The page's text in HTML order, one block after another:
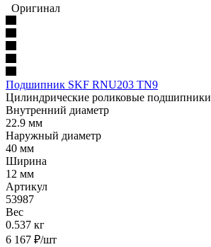
Оригинал
Подшипник SKF RNU203 TN9
Цилиндрические роликовые подшипники
Внутренний диаметр
22.9 мм
Наружный диаметр
40 мм
Ширина
12 мм
Артикул
53987
Вес
0.537 кг
6 167 ₽/шт